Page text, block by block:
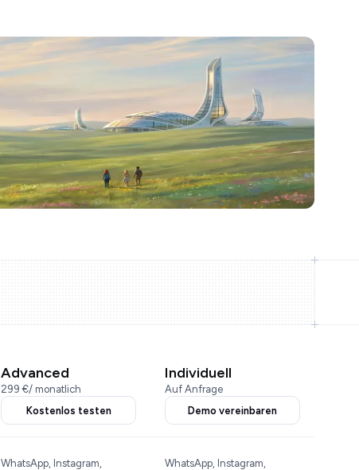
Advanced
299 €/ monatlich
Kostenlos testen
Individuell
Auf Anfrage
Demo vereinbaren
WhatsApp, Instagram,
WhatsApp, Instagram,